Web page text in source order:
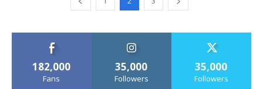
182,000
Fans
35,000
Followers
35,000
Followers